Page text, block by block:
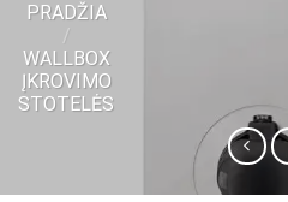
PRADŽIA
/
WALLBOX
ĮKROVIMO
STOTELĖS